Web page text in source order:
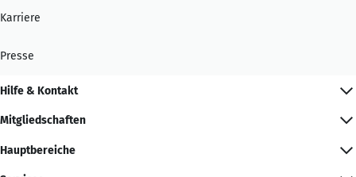
Karriere
Presse
Hilfe & Kontakt
Mitgliedschaften
Hauptbereiche